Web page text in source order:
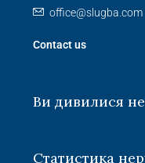
office@slugba.com
Contact us
Ви дивилися
Статистика